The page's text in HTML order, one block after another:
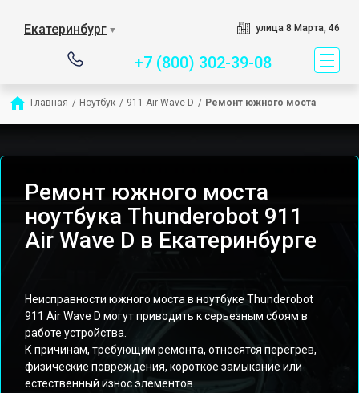
Екатеринбург ▼ улица 8 Марта, 46
+7 (800) 302-39-08
Главная / Ноутбук / 911 Air Wave D / Ремонт южного моста
Ремонт южного моста
ноутбука Thunderobot 911
Air Wave D в Екатеринбурге
Неисправности южного моста в ноутбуке Thunderobot
911 Air Wave D могут приводить к серьезным сбоям в
работе устройства.
К причинам, требующим ремонта, относятся перегрев,
физические повреждения, короткое замыкание или
естественный износ элементов.